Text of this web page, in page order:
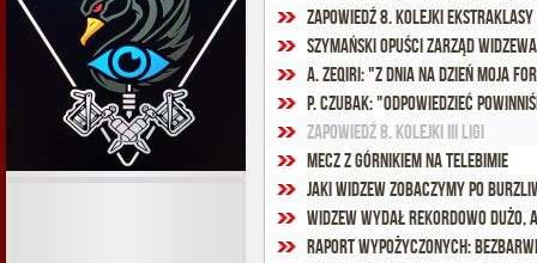
Zapowiedź 8. kolejki Ekstraklasy
Szymański opuści zarząd
A. Zeqiri: "Z dnia na dzień moja
P. Czubak: "Odpowiedzieć
Zapowiedź 8. kolejki III ligi
Mecz z Górnikiem na telebimie
Jaki Widzew zobaczymy po
Raport wypożyczonych: